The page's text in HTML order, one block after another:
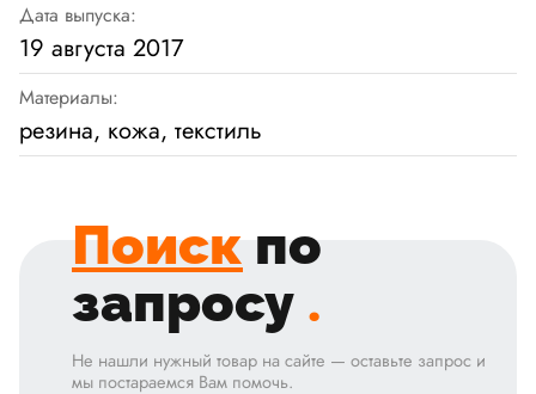
Дата выпуска:
19 августа 2017
Материалы:
резина, кожа, текстиль
Поиск по
запросу .
Не нашли нужный товар на сайте — оставьте запрос и
мы постараемся Вам помочь.